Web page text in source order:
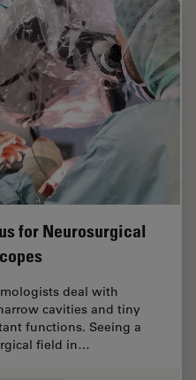
for Neurosurgical
deal with
cavities and tiny
functions. Seeing a
field in…